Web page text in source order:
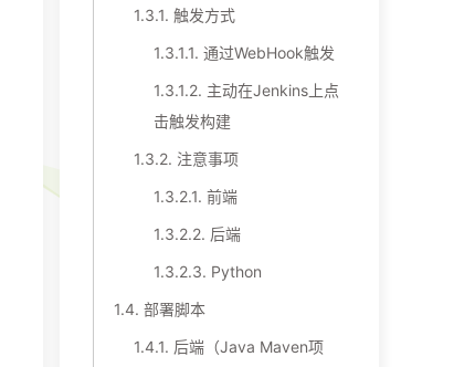
1.3.1. 触发方式
1.3.1.1. 通过WebHook触发
1.3.1.2. 主动在Jenkins上点
击触发构建
1.3.2. 注意事项
1.3.2.1. 前端
1.3.2.2. 后端
1.3.2.3. Python
1.4. 部署脚本
1.4.1. 后端（Java Maven项